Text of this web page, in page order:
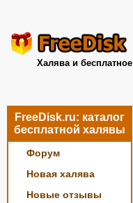
Халява и бесплатное
FreeDisk.ru: каталог
бесплатной халявы
Форум
Новая халява
Новые отзывы